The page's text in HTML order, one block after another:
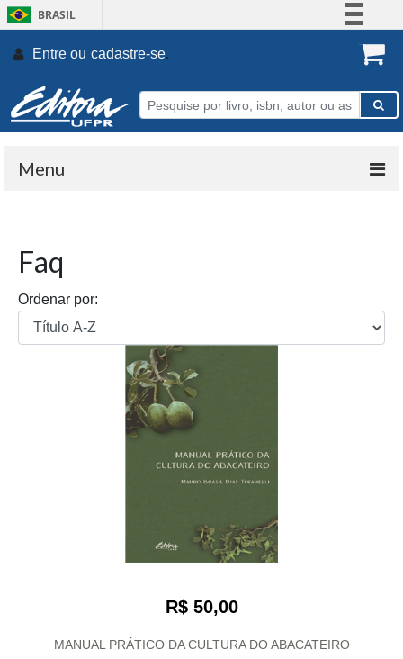
BRASIL
Participe
Entre ou cadastre-se.
Menu
Faq
Ordenar por:
R$ 50,00
MANUAL PRÁTICO DA CULTURA DO ABACATEIRO